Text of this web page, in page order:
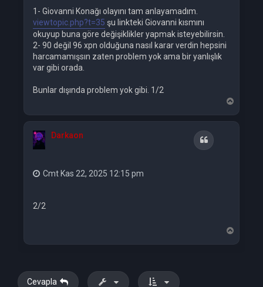
1- Giovanni Konağı olayını tam anlayamadım.
viewtopic.php?t=35 şu linkteki Giovanni kısmını
okuyup buna göre değişiklikler yapmak isteyebilirsin.
2- 90 değil 96 xpn olduğuna nasıl karar verdin hepsini
harcamamışsın zaten problem yok ama bir yanlışlık
var gibi orada.
Bunlar dışında problem yok gibi. 1/2
a
Darkaon Alıntı
Cmt Kas 22, 2025 12:15 pm
2/2
a
Cevapla